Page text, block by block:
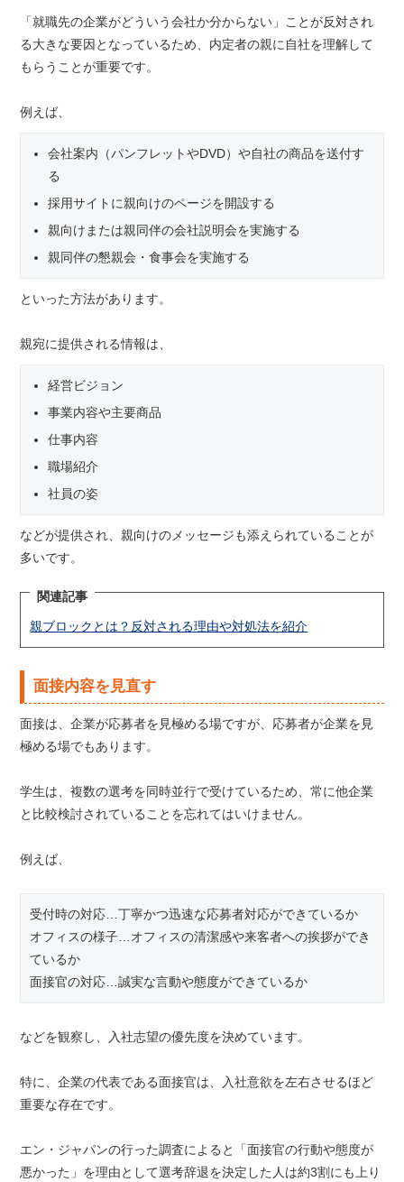
「就職先の企業がどういう会社か分からない」ことが反対され
る大きな要因となっているため、内定者の親に自社を理解して
もらうことが重要です。
例えば、
会社案内（パンフレットやDVD）や自社の商品を送付す
る
採用サイトに親向けのページを開設する
親向けまたは親同伴の会社説明会を実施する
親同伴の懇親会・食事会を実施する
といった方法があります。
親宛に提供される情報は、
経営ビジョン
事業内容や主要商品
仕事内容
職場紹介
社員の姿
などが提供され、親向けのメッセージも添えられていることが
多いです。
関連記事
親ブロックとは？反対される理由や対処法を紹介
面接内容を見直す
面接は、企業が応募者を見極める場ですが、応募者が企業を見
極める場でもあります。
学生は、複数の選考を同時並行で受けているため、常に他企業
と比較検討されていることを忘れてはいけません。
例えば、
受付時の対応…丁寧かつ迅速な応募者対応ができているか
オフィスの様子…オフィスの清潔感や来客者への挨拶ができ
ているか
面接官の対応…誠実な言動や態度ができているか
などを観察し、入社志望の優先度を決めています。
特に、企業の代表である面接官は、入社意欲を左右させるほど
重要な存在です。
エン・ジャパンの行った調査によると「面接官の行動や態度が
悪かった」を理由として選考辞退を決定した人は約3割にも上り